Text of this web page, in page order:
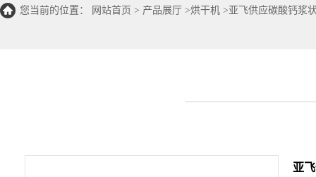
您当前的位置： 网站首页 > 产品展厅 >烘干机 >亚飞供应碳酸钙浆
亚